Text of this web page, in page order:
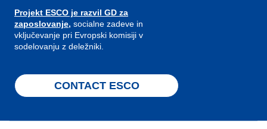
Projekt ESCO je razvil GD za
zaposlovanje, socialne zadeve in
vključevanje pri Evropski komisiji v
sodelovanju z deležniki.
CONTACT ESCO